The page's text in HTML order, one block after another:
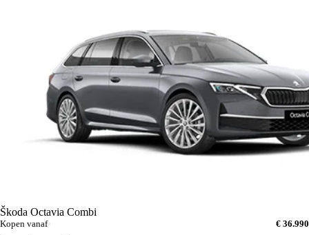
Škoda Octavia Combi
Kopen vanaf
€ 36.990